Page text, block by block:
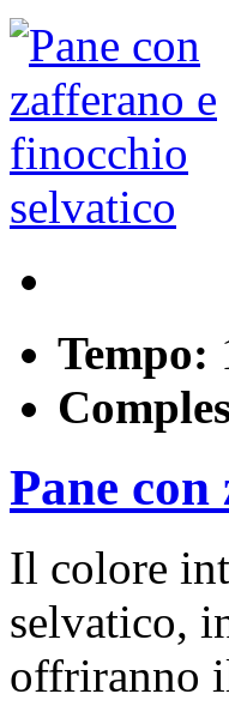
Tempo:
Pane
Il colore
selvatico,
offriranno